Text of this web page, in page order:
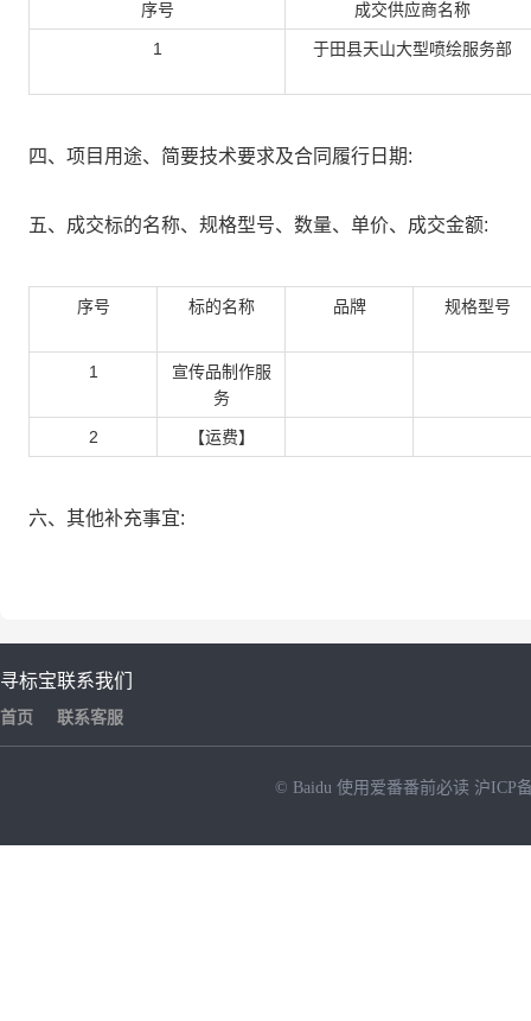
序号 成交供应商名称
1 于田县天山大型喷绘服务部
四、项目用途、简要技术要求及合同履行日期:
五、成交标的名称、规格型号、数量、单价、成交金额:
序号 标的名称 品牌 规格型号
1
宣传品制作服
务
2 【运费】
六、其他补充事宜:
寻标宝
首页
联系我们
联系客服
© Baidu 使用爱番番前必读 沪ICP